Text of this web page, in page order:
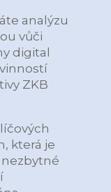
analýzu
vůči
digital
ZKB
která je